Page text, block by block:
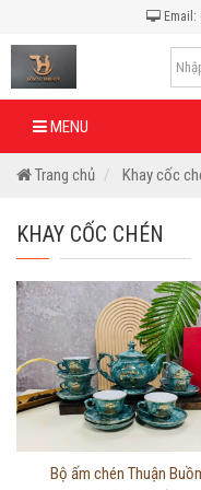
Email:
MENU
Trang chủ Khay cốc
KHAY CỐC CHÉN
Thông tin chi tiết
Bộ ấm chén Thuận